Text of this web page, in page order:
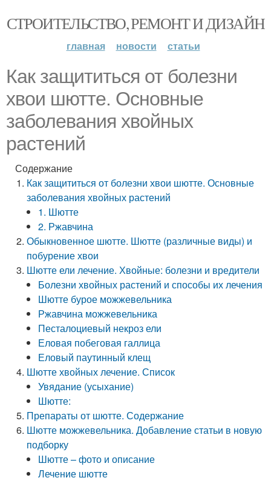
СТРОИТЕЛЬСТВО, РЕМОНТ И ДИЗАЙН
главная новости статьи
Как защититься от болезни
хвои шютте. Основные
заболевания хвойных
растений
Содержание
Как защититься от болезни хвои шютте. Основные
заболевания хвойных растений
1. Шютте
2. Ржавчина
Обыкновенное шютте. Шютте (различные виды) и
побурение хвои
Шютте ели лечение. Хвойные: болезни и вредители
Болезни хвойных растений и способы их лечения
Шютте бурое можжевельника
Ржавчина можжевельника
Песталоциевый некроз ели
Еловая побеговая галлица
Еловый паутинный клещ
Шютте хвойных лечение. Список
Увядание (усыхание)
Шютте:
Препараты от шютте. Содержание
Шютте можжевельника. Добавление статьи в новую
подборку
Шютте – фото и описание
Лечение шютте